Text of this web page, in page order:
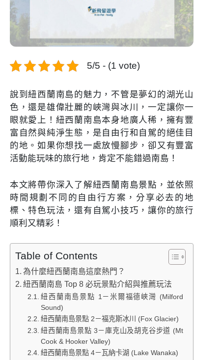
5/5 - (1 vote)
說到紐西蘭南島的魅力，不管是夢幻的湖光山
色，還是雄偉壯麗的峽灣與冰川，一定讓你一
眼就愛上！紐西蘭南島本身地廣人稀，擁有豐
富自然與純淨生態，是自由行和自駕的絕佳目
的地。如果你想找一處放慢腳步，卻又有豐富
活動能玩味的旅行地，肯定不能錯過南島！
本文將帶你深入了解紐西蘭南島景點，並依照
時間規劃不同的自由行方案，分享必去的地
標、特色玩法，還有自駕小技巧，讓你的旅行
順利又精彩！
Table of Contents
為什麼紐西蘭南島這麼熱門？
紐西蘭南島 Top 8 必玩景點介紹與推薦玩法
紐西蘭南島景點 1－米爾福德峽灣 (Milford
Sound)
紐西蘭南島景點 2－福克斯冰川 (Fox Glacier)
紐西蘭南島景點 3－庫克山及胡克谷步道 (Mt
Cook & Hooker Valley)
紐西蘭南島景點 4－瓦納卡湖 (Lake Wanaka)